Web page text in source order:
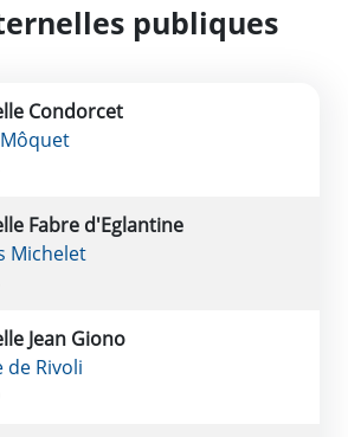
publiques
Condorcet
Fabre d'Eglantine
Michelet
Jean Giono
de Rivoli